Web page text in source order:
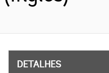
DETALHES